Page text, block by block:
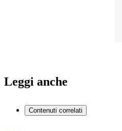
Leggi anche
Contenuti correlati